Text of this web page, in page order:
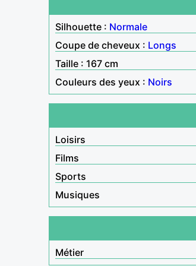
Silhouette : Normale
Coupe de cheveux : Longs
Taille : 167 cm
Couleurs des yeux : Noirs
Loisirs
Films
Sports
Musiques
Métier